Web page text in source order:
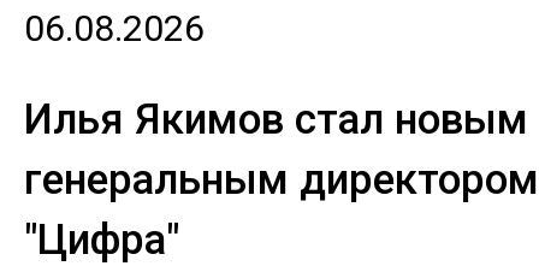
06.08.2026
Илья Якимов стал новым
генеральным
"Цифра"